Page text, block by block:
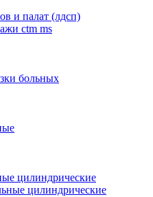
и палат (лдсп)
ctm ms
больных
цилиндрические
цилиндрические